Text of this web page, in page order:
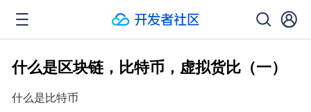
什么是区块链，比特币，虚拟货比（一）
什么是比特币